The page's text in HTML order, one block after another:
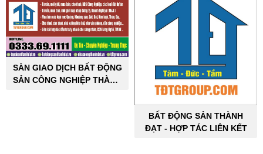
SÀN GIAO DỊCH BẤT ĐỘNG
SẢN CÔNG NGHIỆP THÀNH
BẤT ĐỘNG SẢN THÀNH
ĐẠT - HỢP TÁC LIÊN KẾT